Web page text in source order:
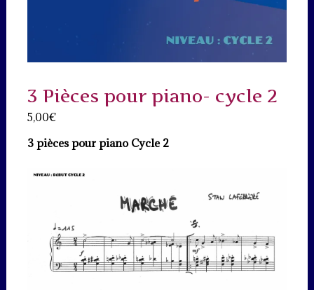
3 Pièces pour piano- cycle 2
5,00€
3 pièces pour piano Cycle 2